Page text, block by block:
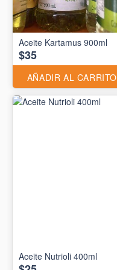
Aceite Kartamus 900ml
$35
AÑADIR AL CARRITO
Aceite Nutrioli 400ml